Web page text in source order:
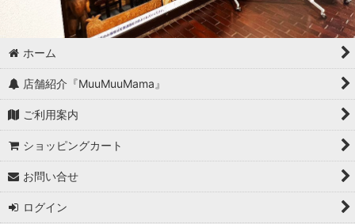
ホーム
店舗紹介『MuuMuuMama』
ご利用案内
ショッピングカート
お問い合せ
ログイン